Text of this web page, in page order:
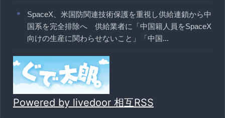
SpaceX、米国防関連技術保護を重視し供給連鎖から中
国系を完全排除へ 供給業者に「中国籍人員をSpaceX
向けの生産に関わらせないこと」「中国...
Powered by livedoor 相互RSS